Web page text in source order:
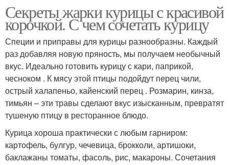
Секреты жарки курицы с красивой
корочкой. С чем сочетать курицу
Специи и приправы для курицы разнообразны. Каждый
раз добавляя новую пряность, мы получаем необычный
вкус. Идеально готовить курицу с кари, паприкой,
чесноком . К мясу этой птицы подойдут перец чили,
острый халапеньо, кайенский перец . Розмарин, кинза,
тимьян – эти травы сделают вкус изысканным, превратят
тушеную птицу в ресторанное блюдо.
Курица хороша практически с любым гарниром:
картофель, булгур, чечевица, брокколи, артишоки,
баклажаны томаты, фасоль, рис, макароны. Сочетания